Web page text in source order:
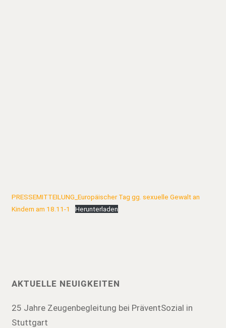
PRESSEMITTEILUNG_Europäischer Tag gg. sexuelle Gewalt an
Kindern am 18.11-1
Herunterladen
AKTUELLE NEUIGKEITEN
25 Jahre Zeugenbegleitung bei PräventSozial in
Stuttgart